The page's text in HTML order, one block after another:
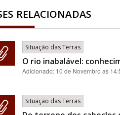
RELACIONADAS
Situação das Terras
O rio inabalável:
Adicionado: 10 de Novembro as
Situação das Terras